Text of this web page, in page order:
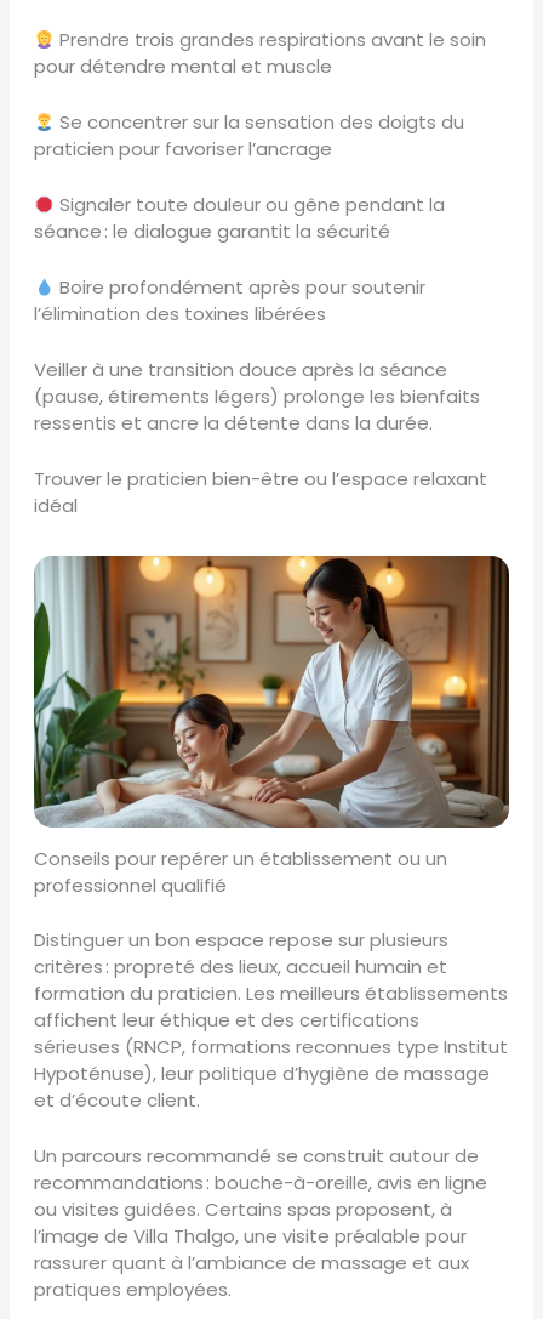
Prendre trois grandes respirations avant le soin
pour détendre mental et muscle
Se concentrer sur la sensation des doigts du
praticien pour favoriser l’ancrage
Signaler toute douleur ou gêne pendant la
séance : le dialogue garantit la sécurité
Boire profondément après pour soutenir
l’élimination des toxines libérées
Veiller à une transition douce après la séance
(pause, étirements légers) prolonge les bienfaits
ressentis et ancre la détente dans la durée.
Trouver le praticien bien-être ou l’espace relaxant
idéal
Conseils pour repérer un établissement ou un
professionnel qualifié
Distinguer un bon espace repose sur plusieurs
critères : propreté des lieux, accueil humain et
formation du praticien. Les meilleurs établissements
affichent leur éthique et des certifications
sérieuses (RNCP, formations reconnues type Institut
Hypoténuse), leur politique d’hygiène de massage
et d’écoute client.
Un parcours recommandé se construit autour de
recommandations : bouche-à-oreille, avis en ligne
ou visites guidées. Certains spas proposent, à
l’image de Villa Thalgo, une visite préalable pour
rassurer quant à l’ambiance de massage et aux
pratiques employées.